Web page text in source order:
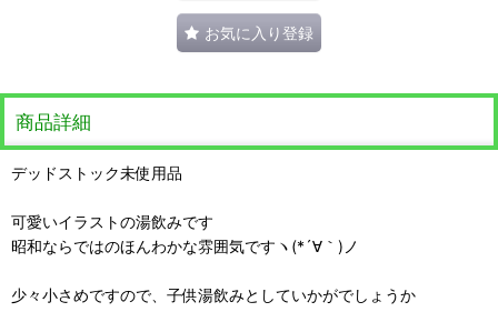
お気に入り登録
商品詳細
デッドストック未使用品
可愛いイラストの湯飲みです
昭和ならではのほんわかな雰囲気ですヽ(*´∀｀)ノ
少々小さめですので、子供湯飲みとしていかがでしょうか